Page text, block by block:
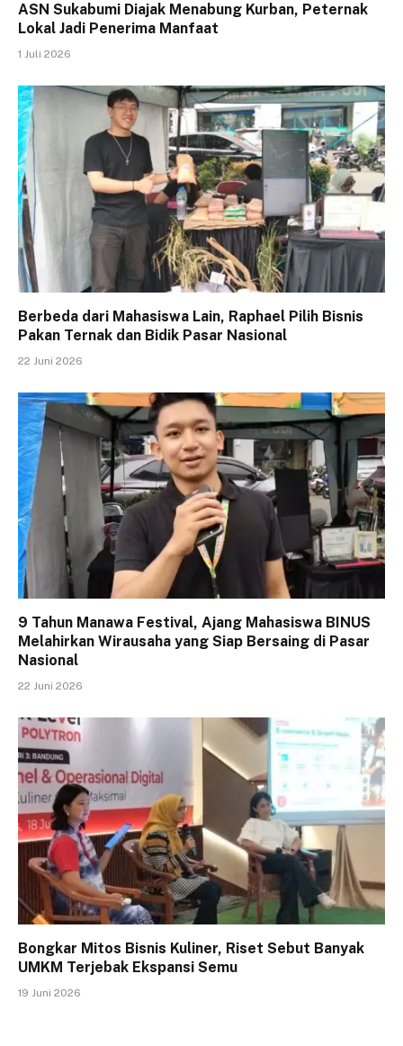
ASN Sukabumi Diajak Menabung Kurban, Peternak
Lokal Jadi Penerima Manfaat
1 Juli 2026
Berbeda dari Mahasiswa Lain, Raphael Pilih Bisnis
Pakan Ternak dan Bidik Pasar Nasional
22 Juni 2026
9 Tahun Manawa Festival, Ajang Mahasiswa BINUS
Melahirkan Wirausaha yang Siap Bersaing di Pasar
Nasional
22 Juni 2026
Bongkar Mitos Bisnis Kuliner, Riset Sebut Banyak
UMKM Terjebak Ekspansi Semu
19 Juni 2026